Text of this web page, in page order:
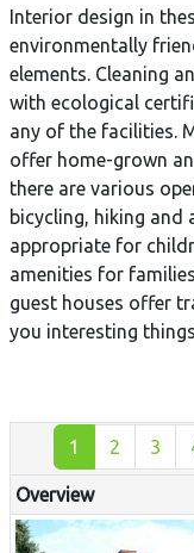
Interior design in
environmentally
elements. Cleaning
with ecological
any of the facilities.
offer home-grown
there are various
bicycling, hiking and
appropriate for
amenities for
guest houses offer
you interesting
1 2 3
Overview